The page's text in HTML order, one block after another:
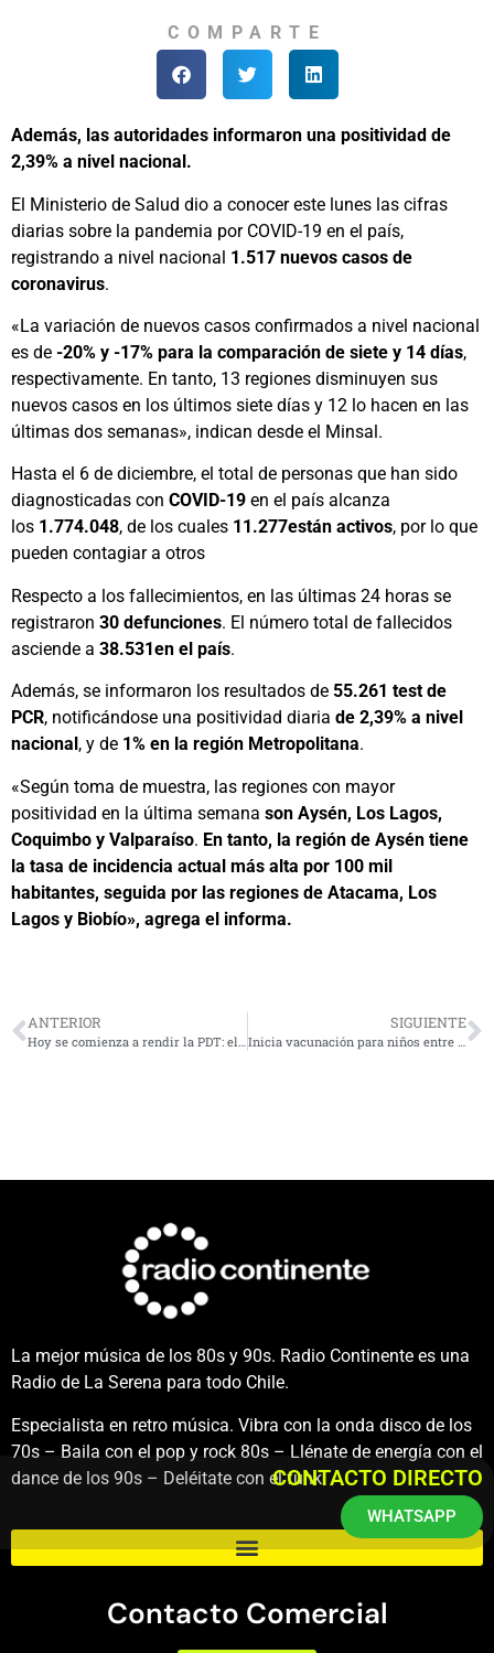
COMPARTE
Además, las autoridades informaron una positividad de
2,39% a nivel nacional.
El Ministerio de Salud dio a conocer este lunes las cifras
diarias sobre la pandemia por COVID-19 en el país,
registrando a nivel nacional 1.517 nuevos casos de
coronavirus.
«La variación de nuevos casos confirmados a nivel nacional
es de -20% y -17% para la comparación de siete y 14 días,
respectivamente. En tanto, 13 regiones disminuyen sus
nuevos casos en los últimos siete días y 12 lo hacen en las
últimas dos semanas», indican desde el Minsal.
Hasta el 6 de diciembre, el total de personas que han sido
diagnosticadas con COVID-19 en el país alcanza
los 1.774.048, de los cuales 11.277están activos, por lo que
pueden contagiar a otros
Respecto a los fallecimientos, en las últimas 24 horas se
registraron 30 defunciones. El número total de fallecidos
asciende a 38.531en el país.
Además, se informaron los resultados de 55.261 test de
PCR, notificándose una positividad diaria de 2,39% a nivel
nacional , y de 1% en la región Metropolitana.
«Según toma de muestra, las regiones con mayor
positividad en la última semana son Aysén, Los Lagos,
Coquimbo y Valparaíso. En tanto, la región de Aysén tiene
la tasa de incidencia actual más alta por 100 mil
habitantes, seguida por las regiones de Atacama, Los
Lagos y Biobío», agrega el informa.
ANTERIOR
Hoy se comienza a rendir la PDT: el consejo de expertos para manejar la ansiedad
SIGUIENTE
Inicia vacunación para niños entre 3 y 5 años: Revisa el calendario de esta semana
La mejor música de los 80s y 90s. Radio Continente es una
Radio de La Serena para todo Chile.
Especialista en retro música. Vibra con la onda disco de los
70s – Baila con el pop y rock 80s – Llénate de energía con el
dance de los 90s – Deléitate con el funk.
Contacto Comercial
CONTACTO DIRECTO
WHATSAPP